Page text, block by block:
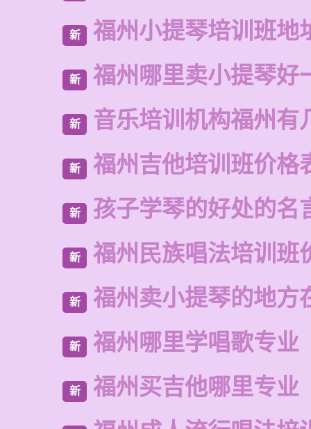
新 福州小提琴培训班地
新 福州哪里卖小提琴好
新 音乐培训机构福州有
新 福州吉他培训班价格
新 孩子学琴的好处的名
新 福州民族唱法培训班
新 福州卖小提琴的地方
新 福州哪里学唱歌专业
新 福州买吉他哪里专业